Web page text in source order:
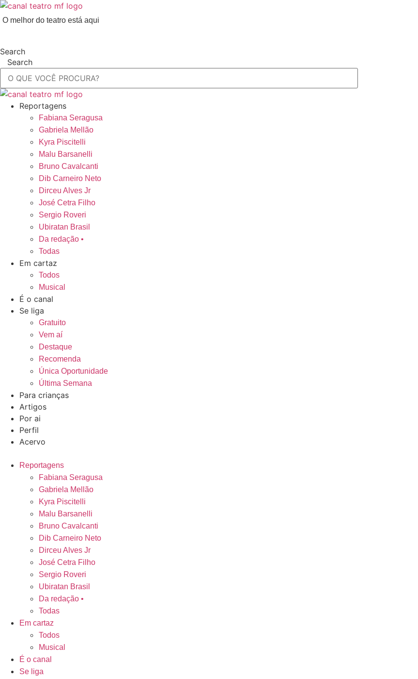
Ir
para
O melhor do teatro está aqui
Search
Search
Reportagens
Fabiana Seragusa
Gabriela Mellão
Kyra Piscitelli
Malu Barsanelli
Bruno Cavalcanti
Dib Carneiro Neto
Dirceu Alves Jr
José Cetra Filho
Sergio Roveri
Ubiratan Brasil
Da redação •
Todas
Em cartaz
Todos
Musical
É o canal
Se liga
Gratuito
Vem aí
Destaque
Recomenda
Única Oportunidade
Última Semana
Para crianças
Artigos
Por ai
Perfil
Acervo
Reportagens
Fabiana Seragusa
Gabriela Mellão
Kyra Piscitelli
Malu Barsanelli
Bruno Cavalcanti
Dib Carneiro Neto
Dirceu Alves Jr
José Cetra Filho
Sergio Roveri
Ubiratan Brasil
Da redação •
Todas
Em cartaz
Todos
Musical
É o canal
Se liga